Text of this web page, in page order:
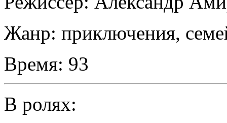
Жанр: приключения,
Время: 93
В ролях: